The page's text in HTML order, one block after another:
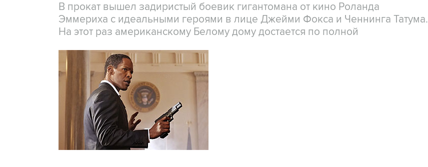
В прокат вышел задиристый боевик гигантомана от кино Роланда
Эммериха с идеальными героями в лице Джейми Фокса и Ченнинга Татума.
На этот раз американскому Белому дому достается по полной